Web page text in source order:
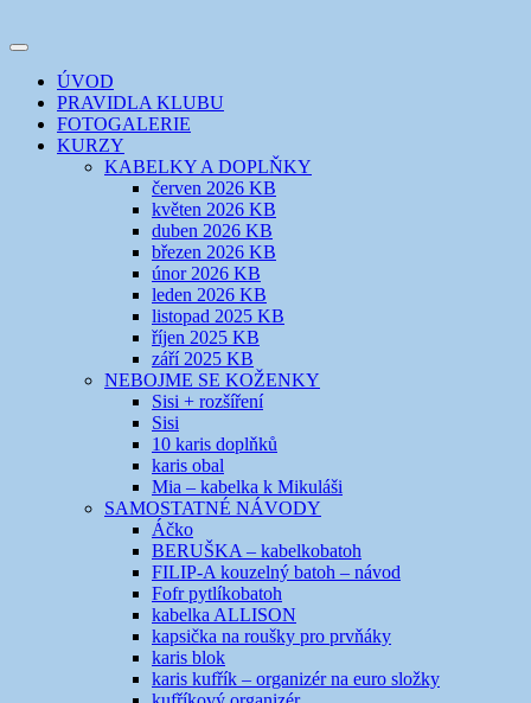
k
webuEVIKLUB
šicí klub
Toggle
navigation
ÚVOD
PRAVIDLA KLUBU
FOTOGALERIE
KURZY
KABELKY A DOPLŇKY
červen 2026 KB
květen 2026 KB
duben 2026 KB
březen 2026 KB
únor 2026 KB
leden 2026 KB
listopad 2025 KB
říjen 2025 KB
září 2025 KB
NEBOJME SE KOŽENKY
Sisi + rozšíření
Sisi
10 karis doplňků
karis obal
Mia – kabelka k Mikuláši
SAMOSTATNÉ NÁVODY
Áčko
BERUŠKA – kabelkobatoh
FILIP-A kouzelný batoh – návod
Fofr pytlíkobatoh
kabelka ALLISON
kapsička na roušky pro prvňáky
karis blok
karis kufřík – organizér na euro složky